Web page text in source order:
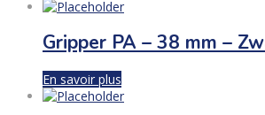
Gripper PA – 38 mm –
En savoir plus